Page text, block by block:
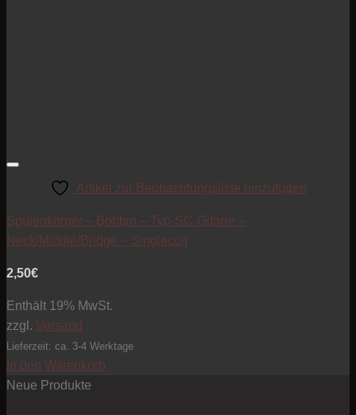
Artikel zur Beobachtungsliste hinzufügen
Spulenkörper – Bobbin – Typ-SC-Gitarre –
Neck/Middle/Bridge – Singlecoil
2,50€
Enthält 19% MwSt.
zzgl. Versand
Lieferzeit: ca. 3-4 Werktage
In den Warenkorb
Neue Produkte